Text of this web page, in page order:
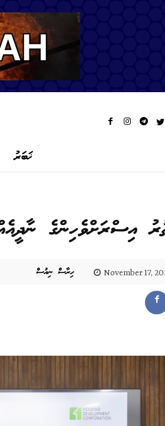
ޚަބަރު
އިސްރަށްވެހިންގެ
ހިރާސް ނިއުސް November 17,